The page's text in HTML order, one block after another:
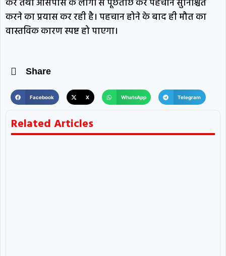
कर तथा आसपास के लोगों से पूछताछ कर पहचान सुनिश्चित
करने का प्रयास कर रही है। पहचान होने के बाद ही मौत का
वास्तविक कारण स्पष्ट हो पाएगा।
Share
Facebook X WhatsApp Telegram
Related Articles